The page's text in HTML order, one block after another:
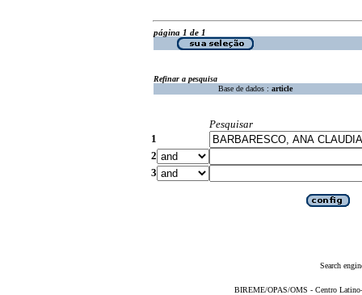
página 1 de 1
Refinar a pesquisa
Base de dados : article
Pesquisar
1
2
3
Search
BIREME/OPAS/OMS - Centro Latino-